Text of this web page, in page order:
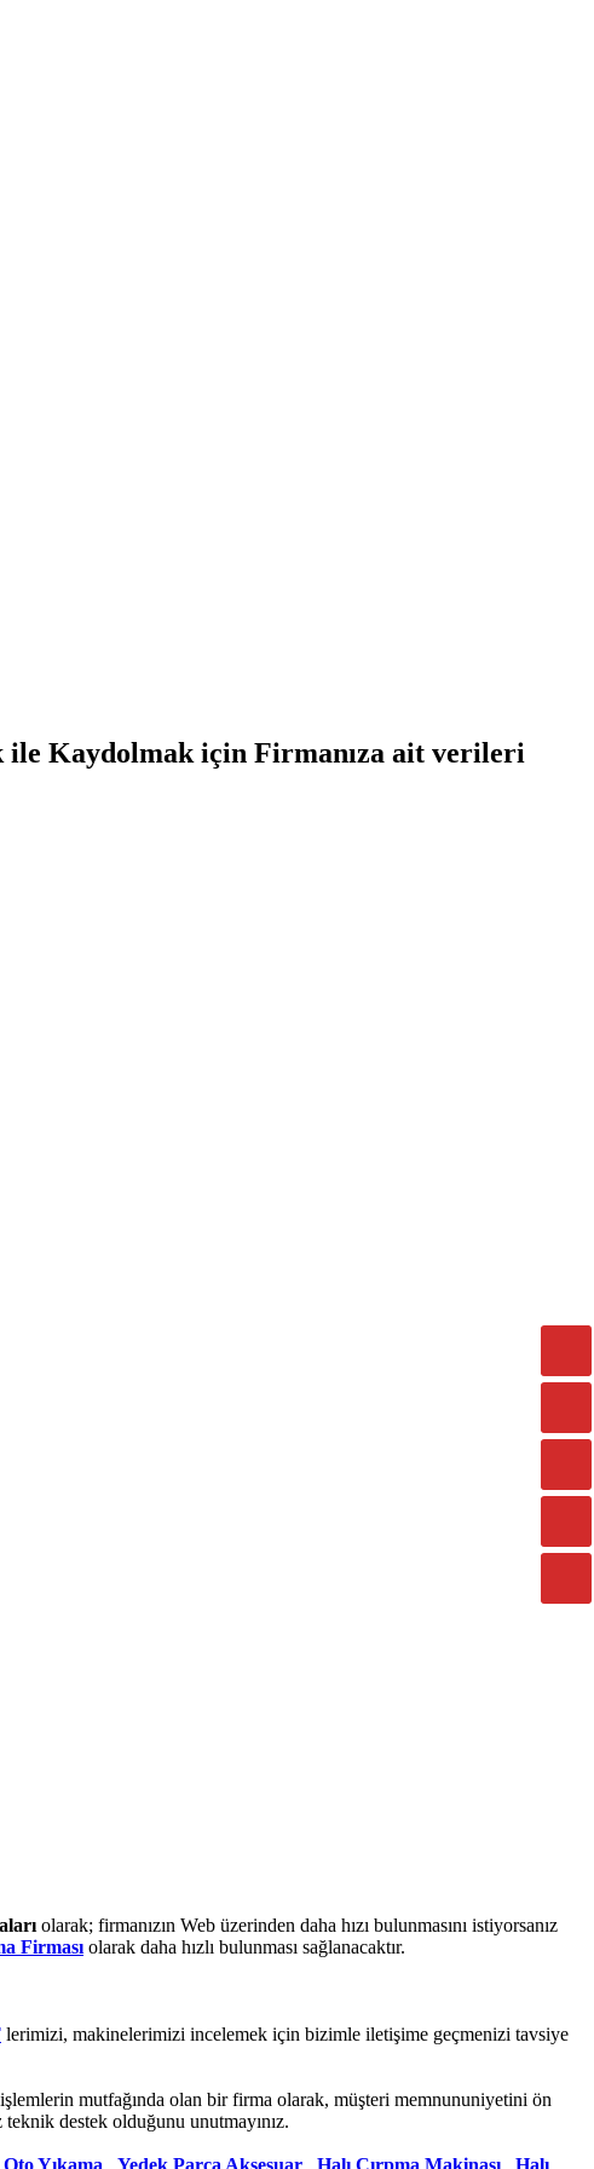
Kaydolmak için Firmanıza ait verileri
olarak; firmanızın Web üzerinden daha hızı bulunmasını istiyorsanız
Firmasıolarak daha hızlı bulunması sağlanacaktır.
lerimizi, makinelerimizi incelemek için bizimle iletişime geçmenizi tavsiye
mutfağında olan bir firma olarak, müşteri memnununiyetini ön
teknik destek olduğunu unutmayınız.